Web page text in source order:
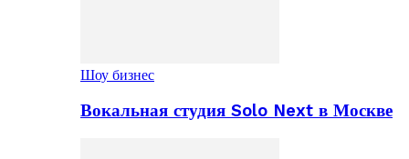
Шоу бизнес
Вокальная студия Solo Next в Москве